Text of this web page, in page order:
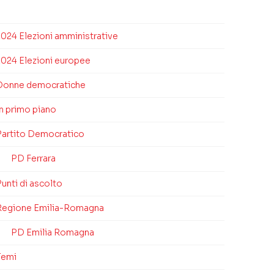
Elezioni amministrative
Elezioni europee
democratiche
primo piano
Democratico
PD Ferrara
di ascolto
Emilia-Romagna
PD Emilia Romagna